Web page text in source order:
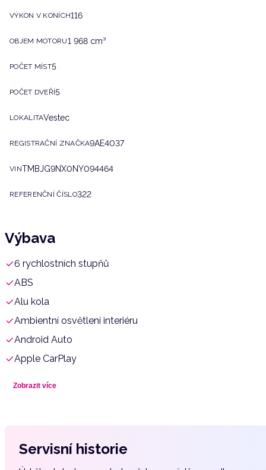
VÝKON V KONÍCH116
OBJEM MOTORU1 968 cm³
POČET MÍST5
POČET DVEŘÍ5
LOKALITAVestec
REGISTRAČNÍ ZNAČKA9AE4037
VINTMBJG9NX0NY094464
REFERENČNÍ ČÍSLO322
Výbava
6 rychlostních stupňů
ABS
Alu kola
Ambientní osvětlení interiéru
Android Auto
Apple CarPlay
Bezklíčové odemykání
Zobrazit více
Servisní historie